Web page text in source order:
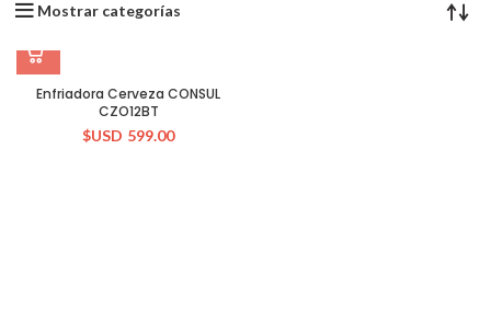
Mostrar categorías
Enfriadora Cerveza CONSUL
CZO12BT
$USD 599.00